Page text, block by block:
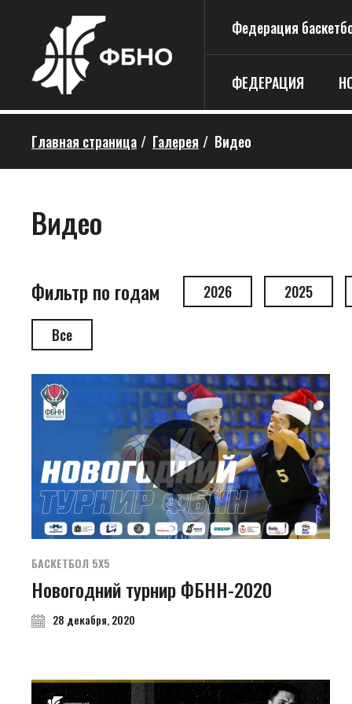
Федерация
ФЕДЕРАЦИЯ
Главная страница / Галерея / Видео
Видео
Фильтр по годам 2026 2025
Все
БАСКЕТБОЛ 5Х5
Новогодний турнир ФБНН-2020
28 декабря, 2020